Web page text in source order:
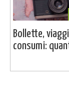
Bollette,
consumi: